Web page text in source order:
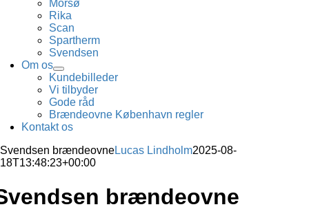
Morsø
Rika
Scan
Spartherm
Svendsen
Om os
Kundebilleder
Vi tilbyder
Gode råd
Brændeovne København regler
Kontakt os
Svendsen brændeovneLucas Lindholm2025-08-
18T13:48:23+00:00
brændeovne